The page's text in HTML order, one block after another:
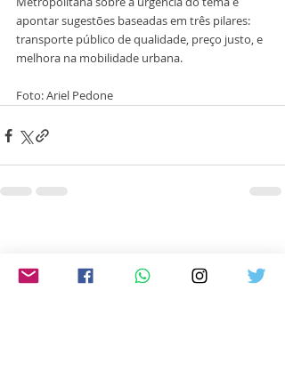
apontar sugestões baseadas em três pilares:
transporte público de qualidade, preço justo, e
melhora na mobilidade urbana.
Foto: Ariel Pedone